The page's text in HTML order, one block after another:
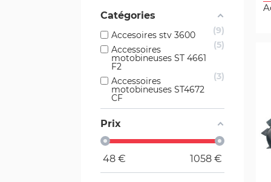
Catégories
Accesoires stv 3600
9
Accessoires
motobineuses ST 4661
F2
5
Accessoires
motobineuses ST4672
CF
3
Prix
48 € 1058 €